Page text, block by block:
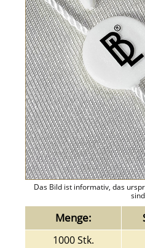
Das Bild ist informativ, das
Menge:
1000 Stk.